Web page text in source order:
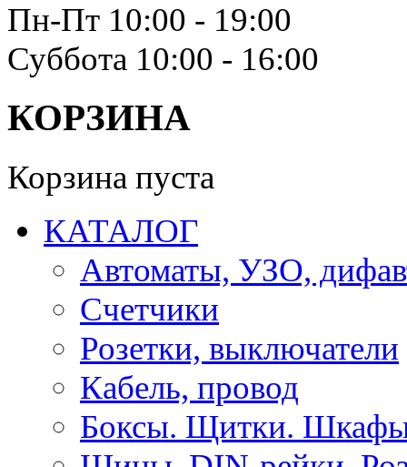
Пн-Пт 10:00 - 19:00
Суббота 10:00 - 16:00
КОРЗИНА
Корзина пуста
КАТАЛОГ
Автоматы, УЗО,
Счетчики
Розетки, выключатели
Кабель, провод
Боксы. Щитки.